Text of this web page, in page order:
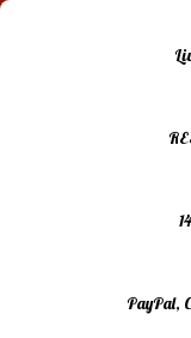
PayPal,